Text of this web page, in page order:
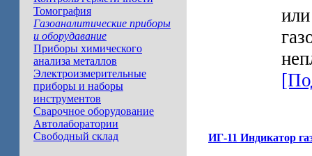
Томография
Газоаналитические приборы
и оборудавание
Приборы химического
анализа металлов
Электроизмерительные
приборы и наборы
инструментов
Сварочное оборудование
Автолаборатории
Свободный склад
ИГ-11 Индикатор